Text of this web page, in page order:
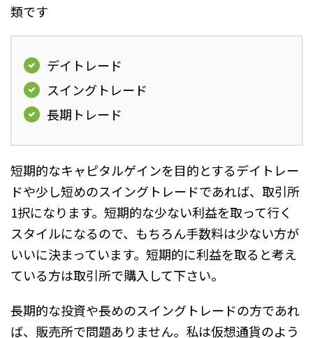
類です
デイトレード
スイングトレード
長期トレード
短期的なキャピタルゲインを目的とするデイトレー
ドや少し短めのスイングトレードであれば、取引所
1択になります。短期的な少ない利益を取って行く
スタイルになるので、もちろん手数料は少ない方が
いいに決まっています。短期的に利益を取ると考え
ている方は取引所で購入して下さい。
長期的な投資や長めのスイングトレードの方であれ
ば、販売所で問題ありません。私は仮想通貨のよう